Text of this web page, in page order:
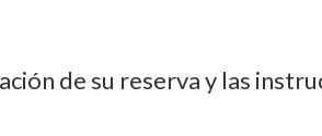
de su reserva y las